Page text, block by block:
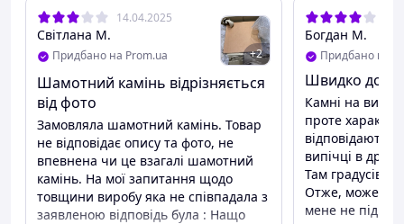
Індивідуальні замовлення:
Ми виробляємо камені для
будь-яких піца- та подових печей за вашими
розмірами. Залиште заявку, і ми підберемо
оптимальний варіант саме для вашої печі.
Сфери застосування:
Побутові духовки.
Хлібопекарські подові печі.
Печі для піци.
Барбекю та грилі.
Каміни й інші види пристроїв.
14.04.2025
Світлана М.
Придбано на Prom.ua +2
Шамотний камінь відрізняється
від фото
Замовляла шамотний камінь. Товар
не відповідає опису та фото, не
впевнена чи це взагалі шамотний
камінь. На мої запитання щодо
товщини виробу яка не співпадала з
заявленою відповідь була : Нащо
Богдан М.
Придбано на
Швидко
Камні на
проте
відповідають. Обидва на першій
випічці в
Там градусів
Отже, може для
мене не